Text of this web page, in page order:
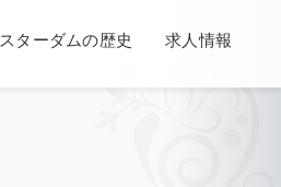
スターダムの歴史 求人情報